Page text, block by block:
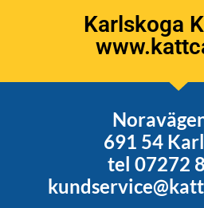
Karlskoga
691 54
tel 07272